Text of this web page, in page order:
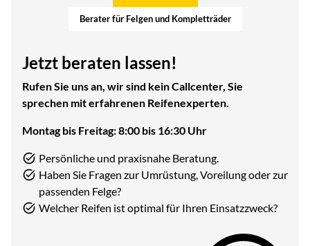
Berater für Felgen und Kompletträder
Jetzt beraten lassen!
Rufen Sie uns an, wir sind kein Callcenter, Sie
sprechen mit erfahrenen Reifenexperten.
Montag bis Freitag: 8:00 bis 16:30 Uhr
Persönliche und praxisnahe Beratung.
Haben Sie Fragen zur Umrüstung, Voreilung oder zur
passenden Felge?
Welcher Reifen ist optimal für Ihren Einsatzzweck?